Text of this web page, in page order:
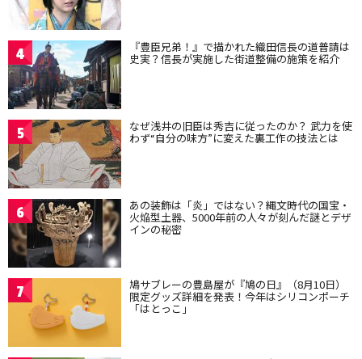
4 『豊臣兄弟！』で描かれた織田信長の道普請は
史実？信長が実施した街道整備の施策を紹介
5 なぜ浅井の旧臣は秀吉に従ったのか？ 武力を使
わず“自分の味方”に変えた裏工作の技法とは
6 あの装飾は「炎」ではない？縄文時代の国宝・
火焔型土器、5000年前の人々が刻んだ謎とデザ
インの秘密
7 鳩サブレーの豊島屋が『鳩の日』（8月10日）
限定グッズ詳細を発表！今年はシリコンポーチ
「はとっこ」